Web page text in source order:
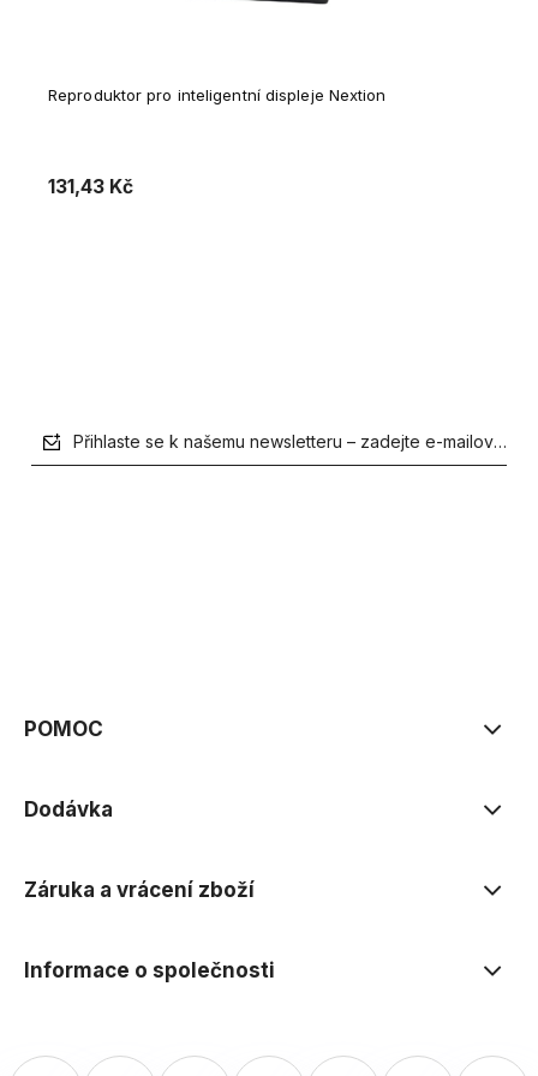
Reproduktor pro inteligentní displeje Nextion
131,43 Kč
Přihlaste se k našemu newsletteru – zadejte e-mailovou
POMOC
Dodávka
Záruka a vrácení zboží
Informace o společnosti